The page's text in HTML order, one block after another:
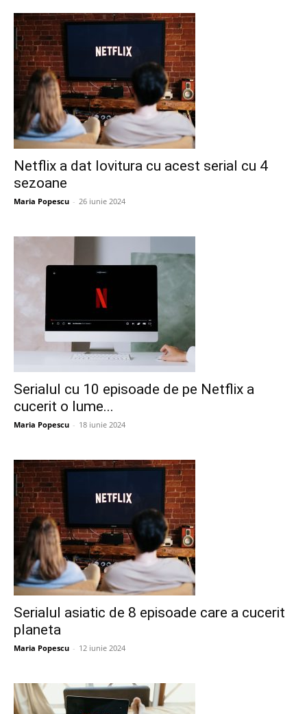
Netflix a dat lovitura cu acest serial cu 4
sezoane
Maria Popescu - 26 iunie 2024
Serialul cu 10 episoade de pe Netflix a
cucerit o lume...
Maria Popescu - 18 iunie 2024
Serialul asiatic de 8 episoade care a cucerit
planeta
Maria Popescu - 12 iunie 2024